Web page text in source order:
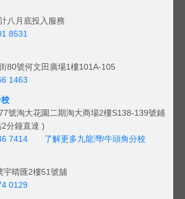
八月底投入服務
8531
80號何文田廣場1樓101A-105
1463
號淘大花園二期淘大商場2樓S138-139號鋪
分鐘直達 )
7414
了解更多九龍灣/牛頭角分校
宇晴匯2樓51號舖
0129